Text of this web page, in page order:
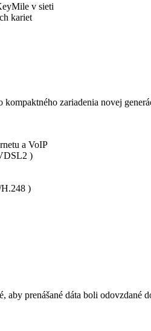
v sieti
kariet
zariadenia novej
a VoIP
)
)
prenášané dáta boli